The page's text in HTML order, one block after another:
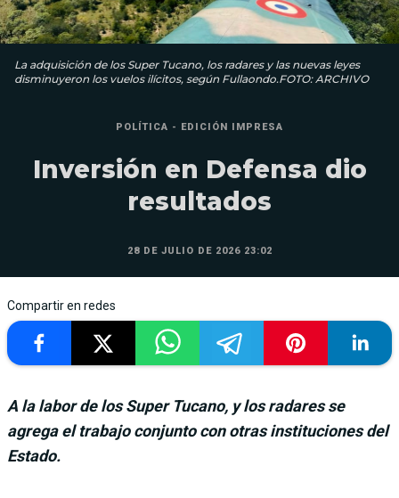
La adquisición de los Super Tucano, los radares y las nuevas leyes
disminuyeron los vuelos ilícitos, según Fullaondo.FOTO: ARCHIVO
POLÍTICA - EDICIÓN IMPRESA
Inversión en Defensa dio
resultados
28 DE JULIO DE 2026 23:02
Compartir en redes
A la labor de los Super Tucano, y los radares se
agrega el trabajo conjunto con otras instituciones del
Estado.